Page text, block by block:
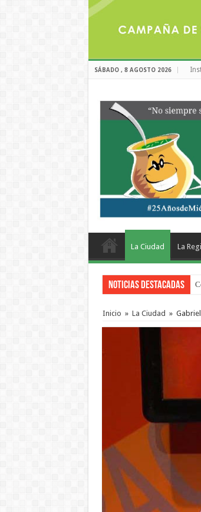
SÁBADO , 8 AGOSTO 2026
La Ciudad La
Noticias Destacadas
Inicio » La Ciudad »